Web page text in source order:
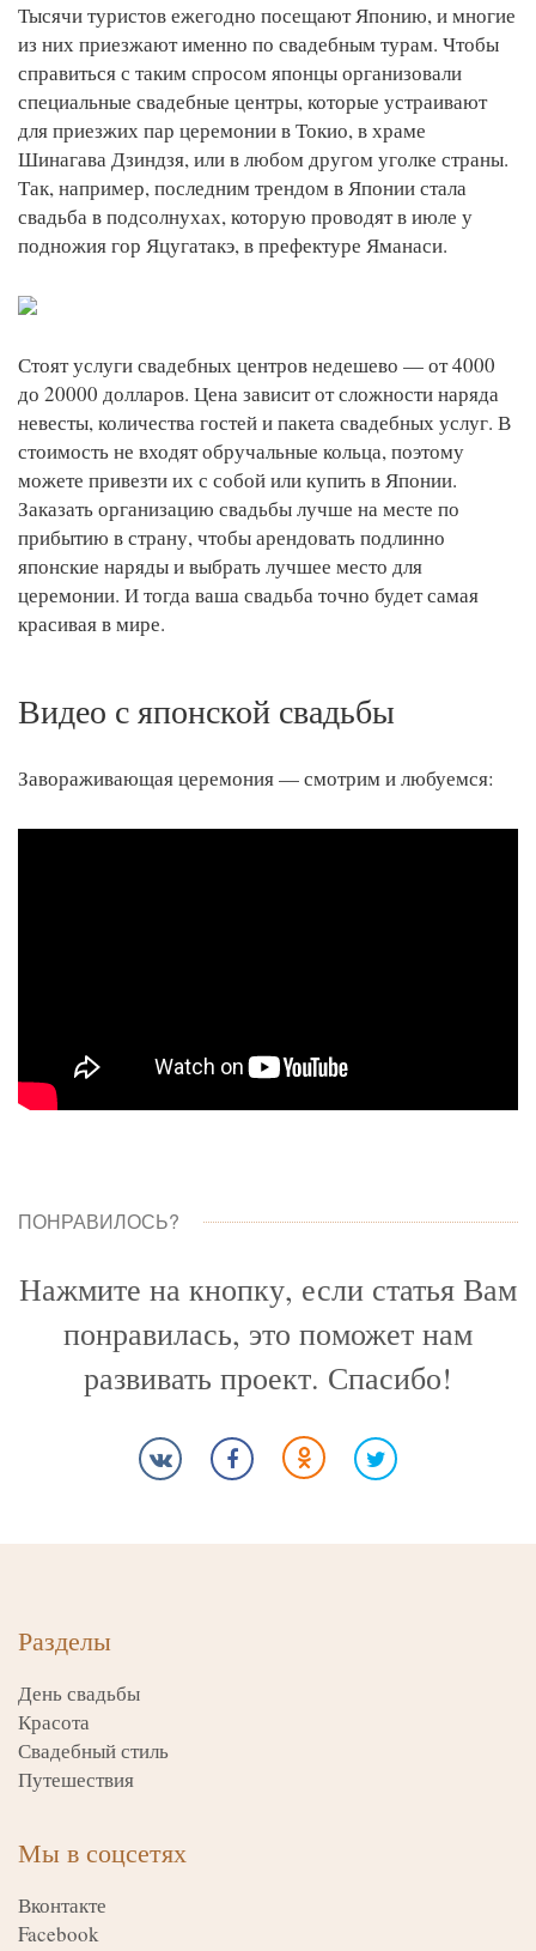
Тысячи туристов ежегодно посещают Японию, и многие
из них приезжают именно по свадебным турам. Чтобы
справиться с таким спросом японцы организовали
специальные свадебные центры, которые устраивают
для приезжих пар церемонии в Токио, в храме
Шинагава Дзиндзя, или в любом другом уголке страны.
Так, например, последним трендом в Японии стала
свадьба в подсолнухах, которую проводят в июле у
подножия гор Яцугатакэ, в префектуре Яманаси.
Стоят услуги свадебных центров недешево — от 4000
до 20000 долларов. Цена зависит от сложности наряда
невесты, количества гостей и пакета свадебных услуг. В
стоимость не входят обручальные кольца, поэтому
можете привезти их с собой или купить в Японии.
Заказать организацию свадьбы лучше на месте по
прибытию в страну, чтобы арендовать подлинно
японские наряды и выбрать лучшее место для
церемонии. И тогда ваша свадьба точно будет самая
красивая в мире.
Видео с японской свадьбы
Завораживающая церемония — смотрим и любуемся:
ПОНРАВИЛОСЬ?
Нажмите на кнопку, если статья Вам
понравилась, это поможет нам
развивать проект. Спасибо!
Разделы
День свадьбы
Красота
Свадебный стиль
Путешествия
Мы в соцсетях
Вконтакте
Facebook